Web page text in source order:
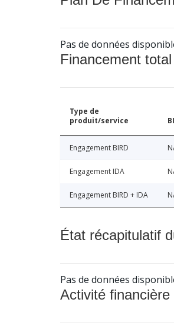
Pas de données
Financement
Type de
produit/service
Engagement BIRD
Engagement IDA
Engagement BIRD + IDA
État récapitulatif
Pas de données
Activité